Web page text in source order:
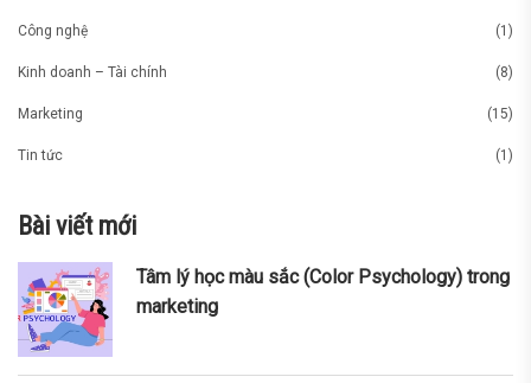
Công nghệ (1)
Kinh doanh – Tài chính (8)
Marketing (15)
Tin tức (1)
Bài viết mới
Tâm lý học màu sắc (Color Psychology) trong
marketing